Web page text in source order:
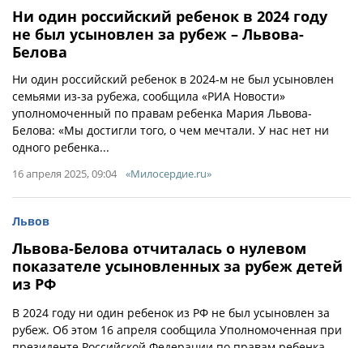
Ни один российский ребенок в 2024 году
не был усыновлен за рубеж – Львова-
Белова
Ни один российский ребенок в 2024-м не был усыновлен
семьями из-за рубежа, сообщила «РИА Новости»
уполномоченный по правам ребенка Мария Львова-
Белова: «Мы достигли того, о чем мечтали. У нас нет ни
одного ребенка...
16 апреля 2025, 09:04 «Милосердие.ru»
Львов
Львова-Белова отчиталась о нулевом
показателе усыновленных за рубеж детей
из РФ
В 2024 году ни один ребенок из РФ не был усыновлен за
рубеж. Об этом 16 апреля сообщила Уполномоченная при